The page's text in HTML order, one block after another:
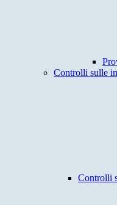
Controlli sulle
Controlli